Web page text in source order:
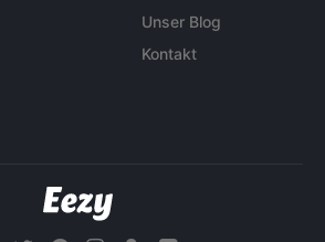
Unser Blog
Kontakt